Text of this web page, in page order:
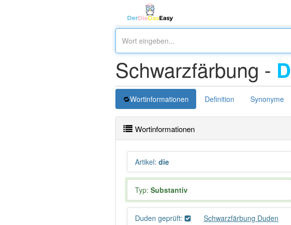
Schwarzfärbung - D
Wortinformationen Definition Synonyme
Wortinformationen
Artikel: die
Typ: Substantiv
Duden geprüft: Schwarzfärbung Duden